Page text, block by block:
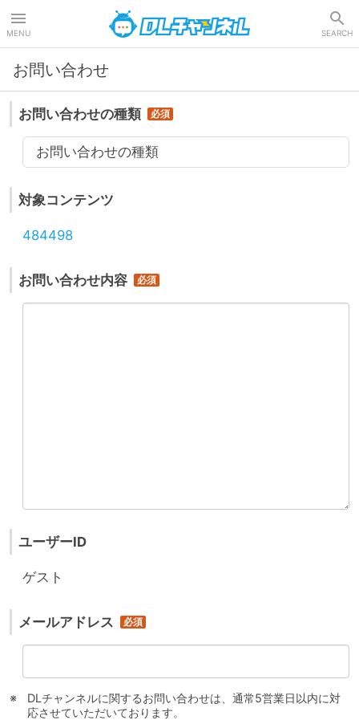
MENU SEARCH
お問い合わせ
お問い合わせの種類
お問い合わせの種類
対象コンテンツ
484498
お問い合わせ内容
ユーザーID
ゲスト
メールアドレス
DLチャンネルに関するお問い合わせは、通常5営業日以内に対
応させていただいております。